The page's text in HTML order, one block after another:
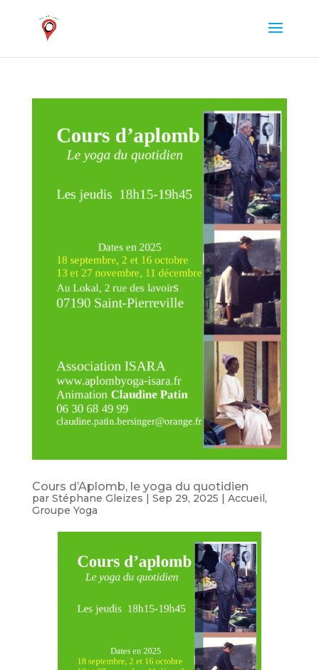
Cours d’Aplomb, le yoga du quotidien
par Stéphane Gleizes | Sep 29, 2025 | Accueil,
Groupe Yoga